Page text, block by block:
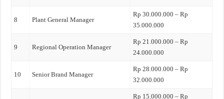
8 Plant General Manager
Rp 30.000.000 – Rp
35.000.000
9 Regional Operation Manager
Rp 21.000.000 – Rp
24.000.000
10 Senior Brand Manager
Rp 28.000.000 – Rp
32.000.000
Rp 15.000.000 – Rp